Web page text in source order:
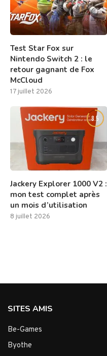
Test Star Fox sur
Nintendo Switch 2 : le
retour gagnant de Fox
McCloud
17 juillet 2026
8.5
Jackery Explorer 1000 V2 :
mon test complet après
un mois d’utilisation
8 juillet 2026
SITES AMIS
Be-Games
Byothe